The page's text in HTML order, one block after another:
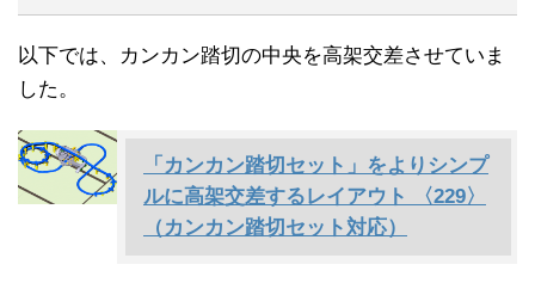
以下では、カンカン踏切の中央を高架交差させていま
した。
「カンカン踏切セット」をよりシンプ
ルに高架交差するレイアウト 〈229〉
（カンカン踏切セット対応）